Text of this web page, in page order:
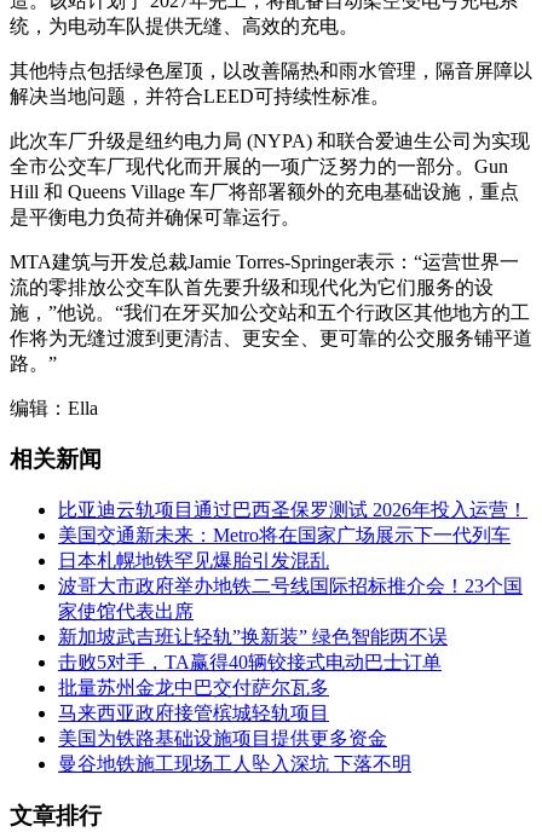
统，为电动车队提供无缝、高效的充电。
其他特点包括绿色屋顶，以改善隔热和雨水管理，隔音屏障以
解决当地问题，并符合LEED可持续性标准。
此次车厂升级是纽约电力局 (NYPA) 和联合爱迪生公司为实现
全市公交车厂现代化而开展的一项广泛努力的一部分。Gun
Hill 和 Queens Village 车厂将部署额外的充电基础设施，重点
是平衡电力负荷并确保可靠运行。
MTA建筑与开发总裁Jamie Torres-Springer表示：“运营世界一
流的零排放公交车队首先要升级和现代化为它们服务的设
施，”他说。“我们在牙买加公交站和五个行政区其他地方的工
作将为无缝过渡到更清洁、更安全、更可靠的公交服务铺平道
路。”
编辑：Ella
相关新闻
比亚迪云轨项目通过巴西圣保罗测试 2026年投入运营！
美国交通新未来：Metro将在国家广场展示下一代列车
日本札幌地铁罕见爆胎引发混乱
波哥大市政府举办地铁二号线国际招标推介会！23个国
家使馆代表出席
新加坡武吉班让轻轨”换新装” 绿色智能两不误
击败5对手，TA赢得40辆铰接式电动巴士订单
批量苏州金龙中巴交付萨尔瓦多
马来西亚政府接管槟城轻轨项目
美国为铁路基础设施项目提供更多资金
曼谷地铁施工现场工人坠入深坑 下落不明
文章排行